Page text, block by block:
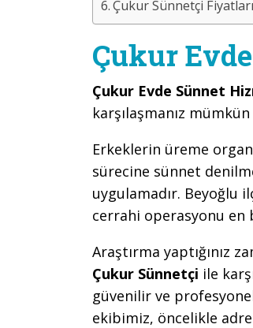
Çukur Sünnetçi
Çukur
Çukur Evde Sünnet
karşılaşmanız
Erkeklerin üreme
sürecine sünnet
uygulamadır. Beyoğlu
cerrahi operasyonu en
Araştırma yaptığınız
Çukur Sünnetçi ile
güvenilir ve
ekibimiz, öncelikle